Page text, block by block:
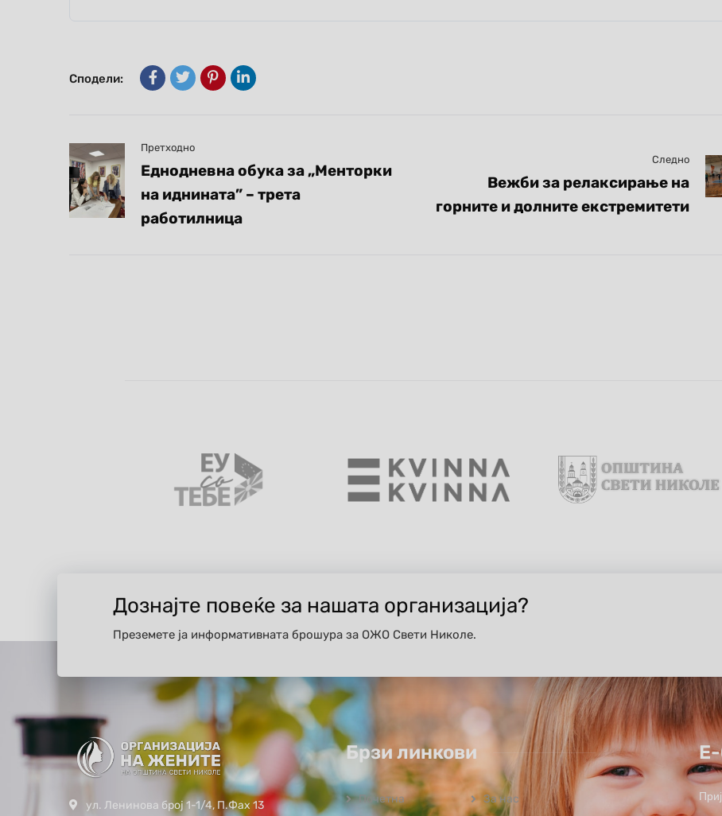
Сподели:
Претходно
Еднодневна обука за „Менторки
на иднината” – трета
работилница
Следно
Вежби за релаксирање на
горните и долните екстремитети
Дознајте повеќе за нашата организација?
Преземете ја информативната брошура за ОЖО Свети Николе.
ул. Ленинова број 1-1/4, П.Фах 13
Брзи линкови
Почетна За нас
Е-